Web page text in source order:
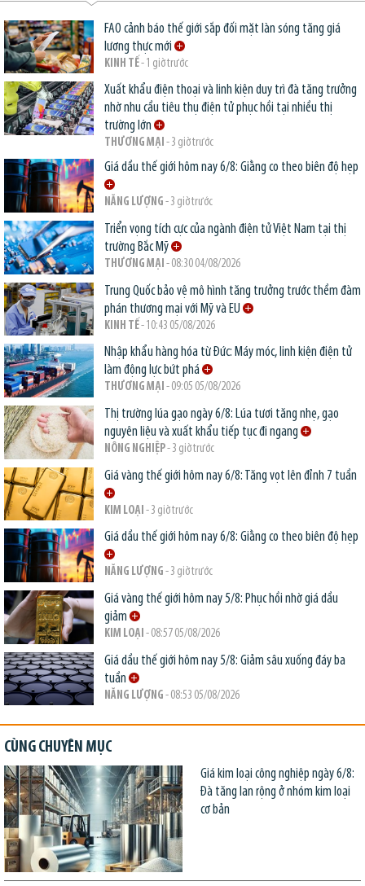
FAO cảnh báo thế giới sắp đối mặt làn sóng tăng giá
lương thực mới
KINH TẾ- 1 giờ trước
Xuất khẩu điện thoại và linh kiện duy trì đà tăng trưởng
nhờ nhu cầu tiêu thụ điện tử phục hồi tại nhiều thị
trường lớn
THƯƠNG MẠI - 3 giờ trước
Giá dầu thế giới hôm nay 6/8: Giằng co theo biên độ hẹp
NĂNG LƯỢNG - 3 giờ trước
Triển vọng tích cực của ngành điện tử Việt Nam tại thị
trường Bắc Mỹ
THƯƠNG MẠI - 08:30 04/08/2026
Trung Quốc bảo vệ mô hình tăng trưởng trước thềm đàm
phán thương mại với Mỹ và EU
KINH TẾ- 10:43 05/08/2026
Nhập khẩu hàng hóa từ Đức: Máy móc, linh kiện điện tử
làm động lực bứt phá
THƯƠNG MẠI - 09:05 05/08/2026
Thị trường lúa gạo ngày 6/8: Lúa tươi tăng nhẹ, gạo
nguyên liệu và xuất khẩu tiếp tục đi ngang
NÔNG NGHIỆP- 3 giờ trước
Giá vàng thế giới hôm nay 6/8: Tăng vọt lên đỉnh 7 tuần
KIM LOẠI - 3 giờ trước
Giá dầu thế giới hôm nay 6/8: Giằng co theo biên độ hẹp
NĂNG LƯỢNG - 3 giờ trước
Giá vàng thế giới hôm nay 5/8: Phục hồi nhờ giá dầu
giảm
KIM LOẠI - 08:57 05/08/2026
Giá dầu thế giới hôm nay 5/8: Giảm sâu xuống đáy ba
tuần
NĂNG LƯỢNG - 08:53 05/08/2026
CÙNG CHUYÊN MỤC
Giá kim loại công nghiệp ngày 6/8:
Đà tăng lan rộng ở nhóm kim loại
cơ bản